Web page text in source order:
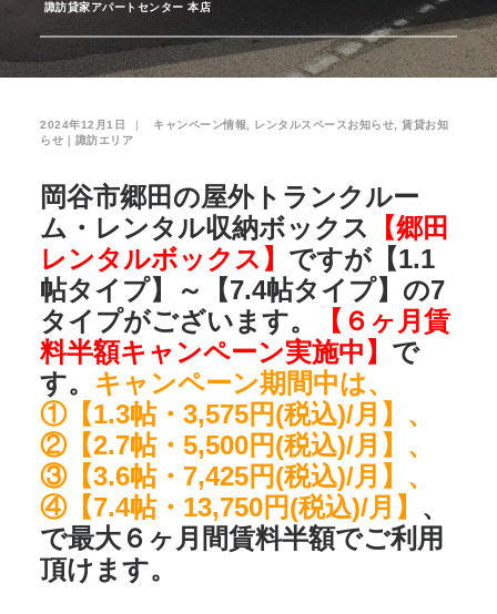
諏訪貸家アパートセンター 本店
2024年12月1日 | キャンペーン情報 レンタルスペースお知らせ
賃貸お知
らせ｜諏訪エリア
岡谷市郷田の屋外トランクルー
ム・レンタル収納ボックス
【郷田
レンタルボックス】 ですが【1.1
帖タイプ】～【7.4帖タイプ】の7
タイプがございます。
【６ヶ月賃
料半額キャンペーン実施中】 で
す。 キャンペーン期間中は、
①【1.3帖・3,575円(税込)/月】、
②【2.7帖・5,500円(税込)/月】、
③【3.6帖・7,425円(税込)/月】、
④【7.4帖・13,750円(税込)/月】 、
で最大６ヶ月間賃料半額でご利用
頂けます。